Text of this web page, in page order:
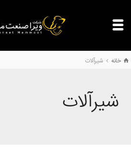
خانه شیرآلات
شیرآلات